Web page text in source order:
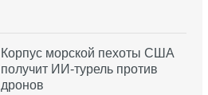
Корпус морской пехоты США
получит ИИ-турель против
дронов